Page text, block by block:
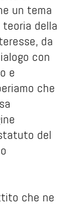
un tema
della
da
con
e
che
del
che ne